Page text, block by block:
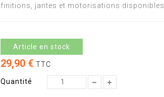
finitions, jantes et motorisations disponibles.
Article en stock
29,90 € TTC
Quantité